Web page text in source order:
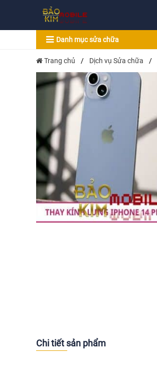
Danh mục sửa chữa
Trang chủ / Dịch vụ Sửa chữa /
Chi tiết sản phẩm